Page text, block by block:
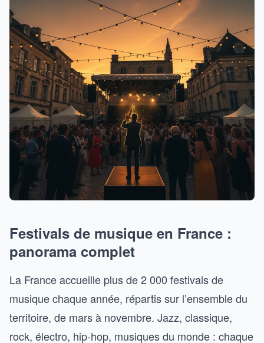
Festivals de musique en France :
panorama complet
La France accueille plus de 2 000 festivals de
musique chaque année, répartis sur l’ensemble du
territoire, de mars à novembre. Jazz, classique,
rock, électro, hip-hop, musiques du monde : chaque